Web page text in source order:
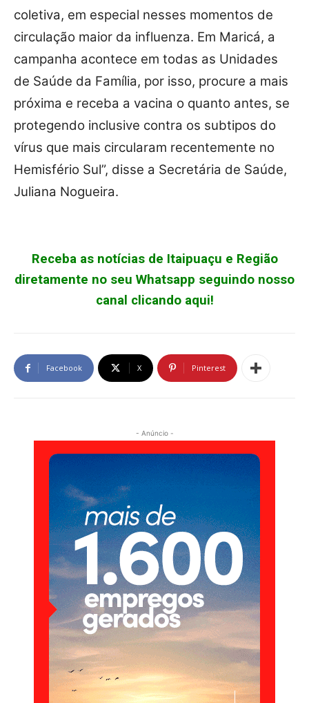
coletiva, em especial nesses momentos de
circulação maior da influenza. Em Maricá, a
campanha acontece em todas as Unidades
de Saúde da Família, por isso, procure a mais
próxima e receba a vacina o quanto antes, se
protegendo inclusive contra os subtipos do
vírus que mais circularam recentemente no
Hemisfério Sul”, disse a Secretária de Saúde,
Juliana Nogueira.
Receba as notícias de Itaipuaçu e Região
diretamente no seu Whatsapp seguindo nosso
canal clicando aqui!
Facebook X Pinterest
- Anúncio -